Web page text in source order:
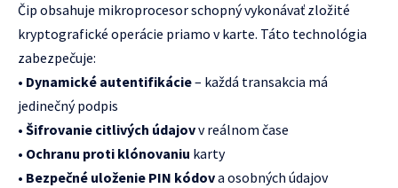
Čip obsahuje mikroprocesor schopný vykonávať zložité
kryptografické operácie priamo v karte. Táto technológia
zabezpečuje:
• Dynamické autentifikácie– každá transakcia má
jedinečný podpis
• Šifrovanie citlivých údajovv reálnom čase
• Ochranu proti klónovaniu karty
• Bezpečné uloženie PIN kódova osobných údajov